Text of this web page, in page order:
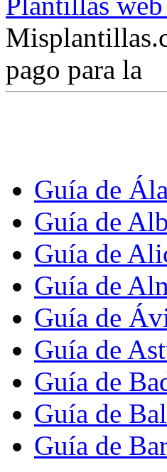
pago para la
Guía de
Guía de
Guía de
Guía de
Guía de
Guía de
Guía de
Guía de
Guía de